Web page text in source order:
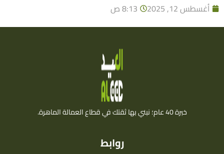
أغسطس 12, 2025 8:13 ص
خبرة 40 عام؛ نبني بها ثقتك في قطاع العمالة الماهرة.
روابط